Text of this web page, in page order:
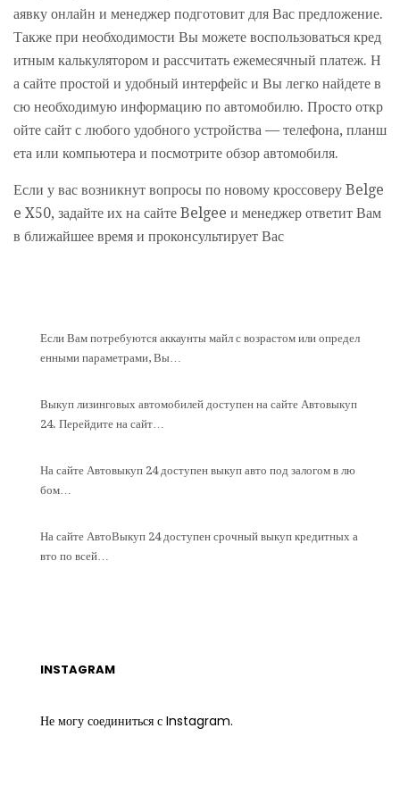
аявку онлайн и менеджер подготовит для Вас предложение.
Также при необходимости Вы можете воспользоваться кред
итным калькулятором и рассчитать ежемесячный платеж. Н
а сайте простой и удобный интерфейс и Вы легко найдете в
сю необходимую информацию по автомобилю. Просто откр
ойте сайт с любого удобного устройства — телефона, планш
ета или компьютера и посмотрите обзор автомобиля.
Если у вас возникнут вопросы по новому кроссоверу Belge
e X50, задайте их на сайте Belgee и менеджер ответит Вам
в ближайшее время и проконсультирует Вас
Если Вам потребуются аккаунты майл с возрастом или определ
енными параметрами, Вы…
Выкуп лизинговых автомобилей доступен на сайте Автовыкуп
24. Перейдите на сайт…
На сайте Автовыкуп 24 доступен выкуп авто под залогом в лю
бом…
На сайте АвтоВыкуп 24 доступен срочный выкуп кредитных а
вто по всей…
INSTAGRAM
Не могу соединиться с Instagram.